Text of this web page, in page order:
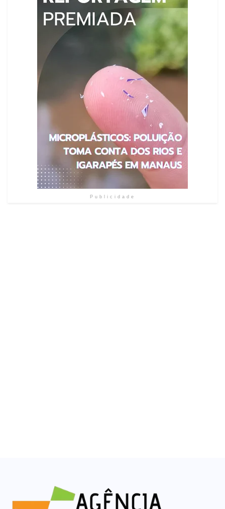
Publicidade